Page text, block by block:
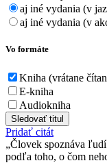
aj iné vydania (v
aj iné vydania (v
Vo formáte
Kniha (vrátane
E-kniha
Audiokniha
Sledovať titul
Pridať citát
Človek spoznáva
podľa toho, o čom